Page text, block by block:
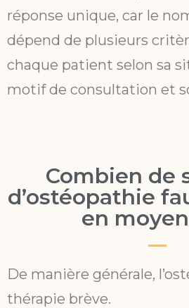
réponse unique, car le
dépend de plusieurs
chaque patient selon sa
motif de consultation et
Combien de
d’ostéopathie
en
De manière générale,
thérapie brève.